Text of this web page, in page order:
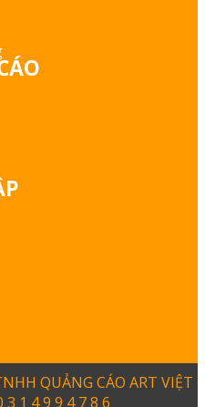
QUẢNG CÁO ART VIỆT
1 4 9 9 4 7 8 6